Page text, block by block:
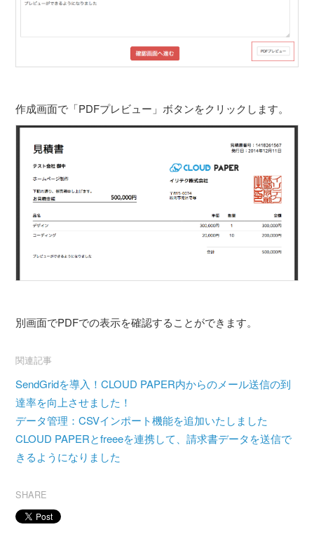
作成画面で「PDFプレビュー」ボタンをクリックします。
別画面でPDFでの表示を確認することができます。
関連記事
SendGridを導入！CLOUD PAPER内からのメール送信の到
達率を向上させました！
データ管理：CSVインポート機能を追加いたしました
CLOUD PAPERとfreeeを連携して、請求書データを送信で
きるようになりました
SHARE